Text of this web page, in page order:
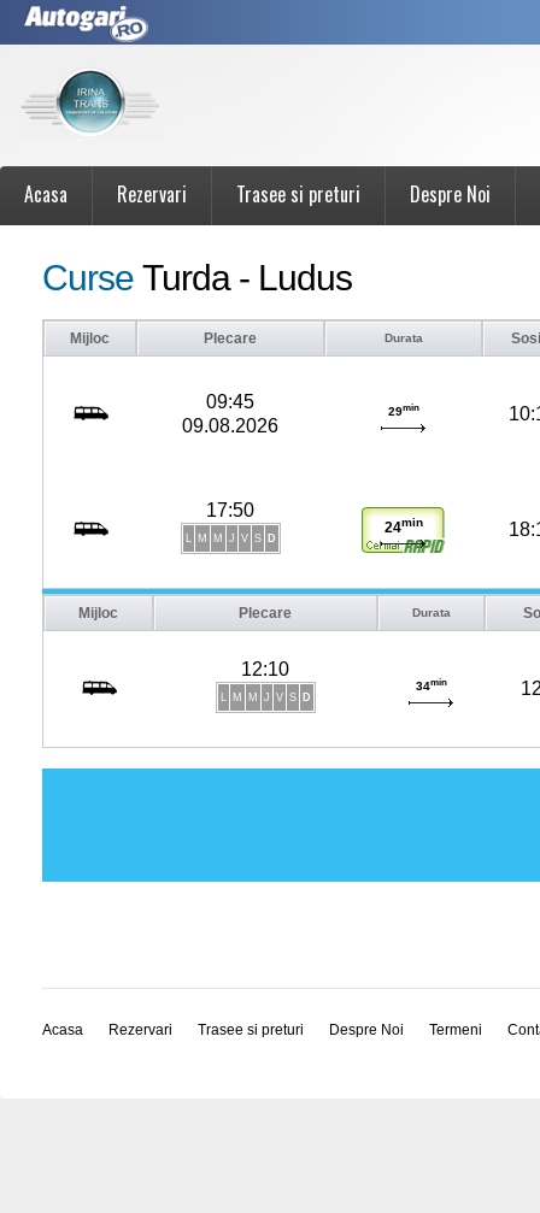
Acasa Rezervari Trasee si preturi Despre Noi
Curse Turda - Ludus
Mijloc Plecare Durata
09:45
09.08.2026
29min
17:50
L M M J V S D
24min
Mijloc Plecare Durata
12:10
L M M J V S D
34min
Acasa Rezervari Trasee si preturi Despre Noi Termeni